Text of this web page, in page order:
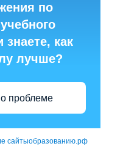
по
знаете, как
лучше?
проблеме
сайтыобразованию.рф